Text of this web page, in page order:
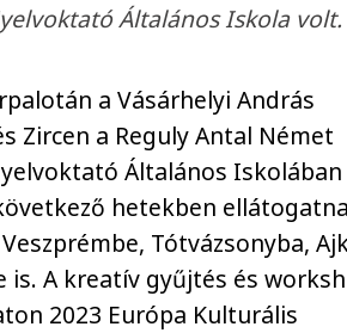
Általános Iskola volt.
a Vásárhelyi András
Zircen a Reguly Antal Német
Általános Iskolában
hetekben
Tótvázsonyba,
is. A kreatív gyűjtés és
2023 Európa Kulturális